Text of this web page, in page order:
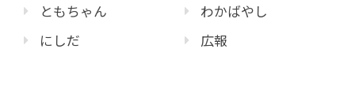
ともちゃん
にしだ
わかばやし
広報